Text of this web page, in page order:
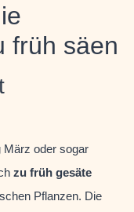
früh säen
März oder sogar
zu früh gesäte
Pflanzen. Die